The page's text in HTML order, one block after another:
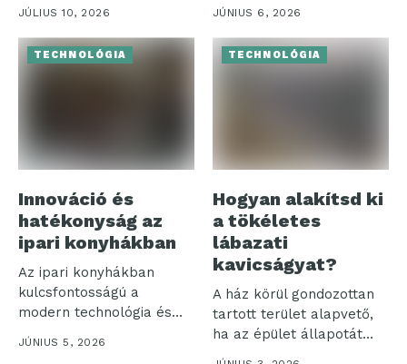
JÚLIUS 10, 2026
jelentős...
JÚNIUS 6, 2026
TECHNOLÓGIA
Innováció és
hatékonyság az
ipari konyhákban
Az ipari konyhákban
kulcsfontosságú a
modern technológia és
hatékonyság
összehangolása. Ezek a...
JÚNIUS 5, 2026
TECHNOLÓGIA
Hogyan alakítsd ki
a tökéletes
lábazati
kavicságyat?
A ház körül gondozottan
tartott terület alapvető,
ha az épület állapotát
hosszú...